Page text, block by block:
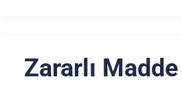
Zararlı Madde